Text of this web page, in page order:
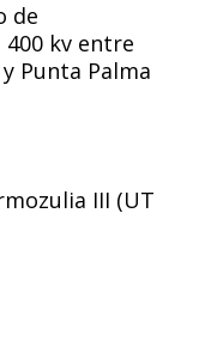
de
kv entre
Punta Palma
III (UT